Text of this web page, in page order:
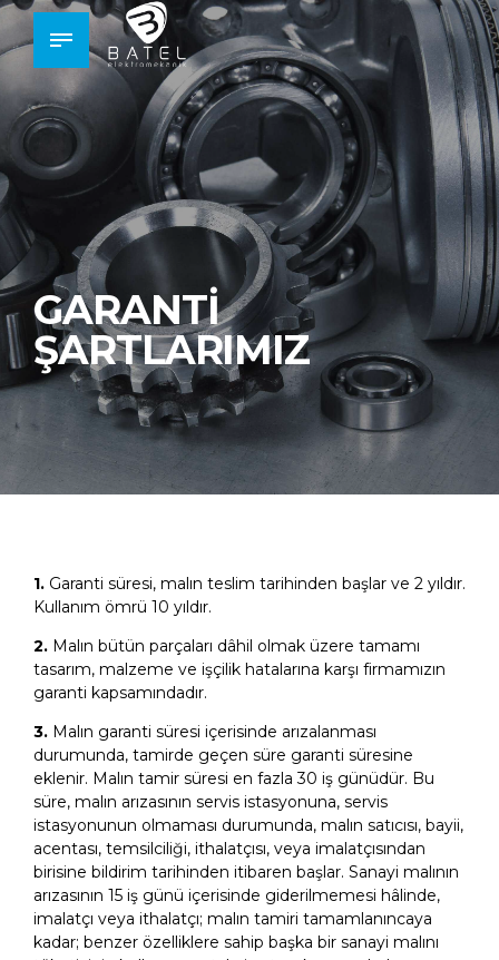
GARANTİ
ŞARTLARIMIZ
1. Garanti süresi, malın teslim tarihinden başlar ve 2 yıldır.
Kullanım ömrü 10 yıldır.
2. Malın bütün parçaları dâhil olmak üzere tamamı
tasarım, malzeme ve işçilik hatalarına karşı firmamızın
garanti kapsamındadır.
3. Malın garanti süresi içerisinde arızalanması
durumunda, tamirde geçen süre garanti süresine
eklenir. Malın tamir süresi en fazla 30 iş günüdür. Bu
süre, malın arızasının servis istasyonuna, servis
istasyonunun olmaması durumunda, malın satıcısı, bayii,
acentası, temsilciliği, ithalatçısı, veya imalatçısından
birisine bildirim tarihinden itibaren başlar. Sanayi malının
arızasının 15 iş günü içerisinde giderilmemesi hâlinde,
imalatçı veya ithalatçı; malın tamiri tamamlanıncaya
kadar; benzer özelliklere sahip başka bir sanayi malını